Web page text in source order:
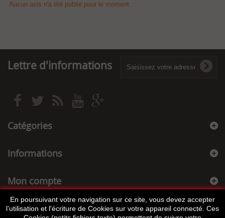
Aucun avis n'a été publié pour le moment.
Lettre d'informations
Catégories
Informations
Mon compte
Informations sur votre boutique
En poursuivant votre navigation sur ce site, vous devez accepter
l’utilisation et l'écriture de Cookies sur votre appareil connecté. Ces